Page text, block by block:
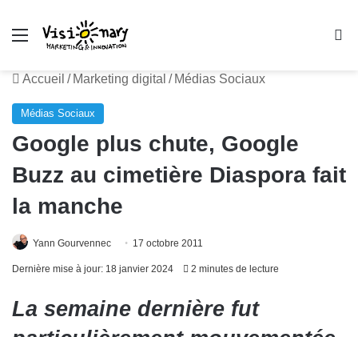
Menu
Accueil / Marketing digital / Médias Sociaux
Médias Sociaux
Google plus chute, Google
Buzz au cimetière Diaspora fait
la manche
Yann Gourvennec 17 octobre 2011
Dernière mise à jour: 18 janvier 2024 2 minutes de lecture
La semaine dernière fut